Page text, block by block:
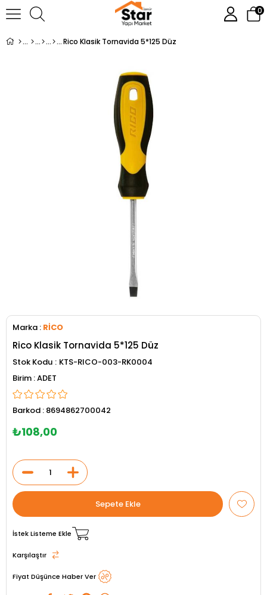
0
Rico Klasik Tornavida 5*125 Düz
Marka : RİCO
Rico Klasik Tornavida 5*125 Düz
Stok Kodu
KTS-RICO-003-RK0004
ADET
Barkod : 8694862700042
₺108,00
İstek Listeme Ekle
Karşılaştır
Fiyat Düşünce Haber Ver